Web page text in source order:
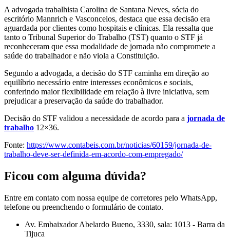
A advogada trabalhista Carolina de Santana Neves, sócia do
escritório Mannrich e Vasconcelos, destaca que essa decisão era
aguardada por clientes como hospitais e clínicas. Ela ressalta que
tanto o Tribunal Superior do Trabalho (TST) quanto o STF já
reconheceram que essa modalidade de jornada não compromete a
saúde do trabalhador e não viola a Constituição.
Segundo a advogada, a decisão do STF caminha em direção ao
equilíbrio necessário entre interesses econômicos e sociais,
conferindo maior flexibilidade em relação à livre iniciativa, sem
prejudicar a preservação da saúde do trabalhador.
Decisão do STF validou a necessidade de acordo para a jornada de
trabalho 12×36.
Fonte: https://www.contabeis.com.br/noticias/60159/jornada-de-
trabalho-deve-ser-definida-em-acordo-com-empregado/
Ficou com alguma dúvida?
Entre em contato com nossa equipe de corretores pelo WhatsApp,
telefone ou preenchendo o formulário de contato.
Av. Embaixador Abelardo Bueno, 3330, sala: 1013 - Barra da
Tijuca